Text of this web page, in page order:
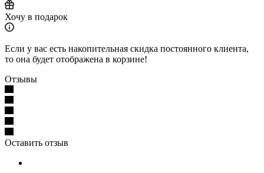
Хочу в подарок
Если у вас есть накопительная скидка постоянного клиента,
то она будет отображена в корзине!
Отзывы
Оставить отзыв